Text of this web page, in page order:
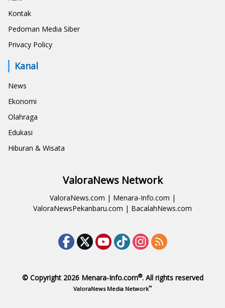
Kontak
Pedoman Media Siber
Privacy Policy
Kanal
News
Ekonomi
Olahraga
Edukasi
Hiburan & Wisata
ValoraNews Network
ValoraNews.com | Menara-Info.com |
ValoraNewsPekanbaru.com | BacalahNews.com
© Copyright 2026 Menara-Info.com®. All rights reserved
ValoraNews Media Network™